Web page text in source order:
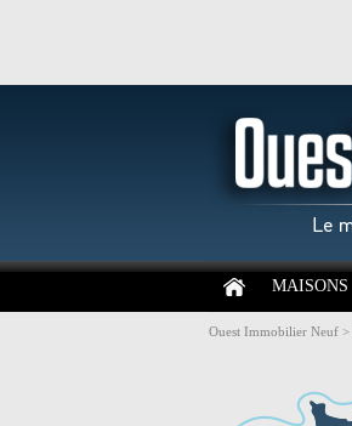
MAISONS
Ouest Immobilier Neuf >